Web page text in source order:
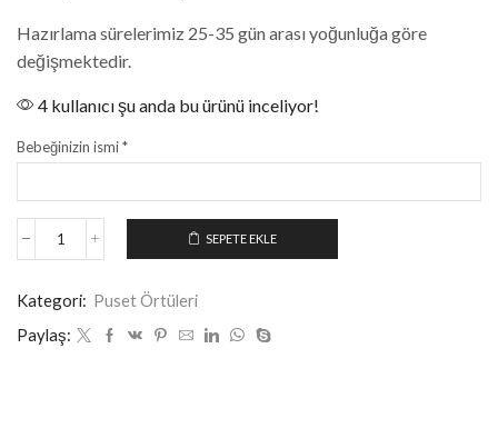
Hazırlama sürelerimiz 25-35 gün arası yoğunluğa göre
değişmektedir.
4 kullanıcı şu anda bu ürünü inceliyor!
Bebeğinizin ismi*
SEPETE EKLE
Kategori: Puset Örtüleri
Paylaş: